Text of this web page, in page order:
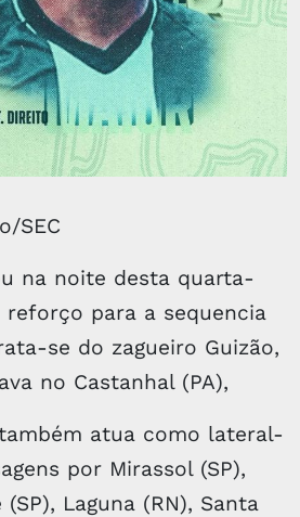
SEC
na noite desta quarta-
reforço para a sequencia
se do zagueiro Guizão,
no Castanhal (PA),
atua como lateral-
por Mirassol (SP),
Laguna (RN), Santa